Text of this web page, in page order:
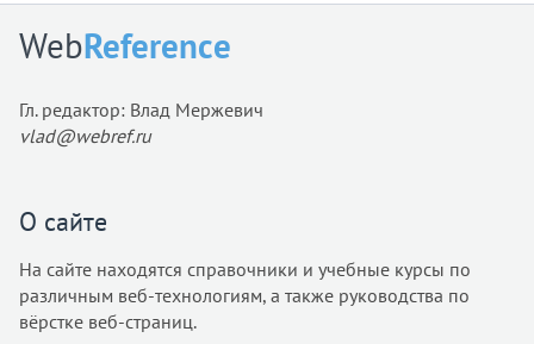
column-gap
column-rule-color
column-rule-style
column-span
column-width
columns
content
content-visibility
WebReference
Гл. редактор: Влад Мержевич
vlad@webref.ru
О сайте
На сайте находятся справочники и учебные курсы по
различным веб-технологиям, а также руководства по
вёрстке веб-страниц.